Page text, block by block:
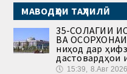
МАВОДҲОИ ТАҲЛИЛӢ
35-СОЛАГИИ
ВА
ниҳод дар
дастовардҳои
🕔 15:39, 8.Авг 2026